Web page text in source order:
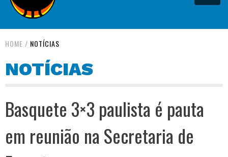
HOME / NOTÍCIAS
NOTÍCIAS
Basquete 3×3 paulista é pauta
em reunião na Secretaria de